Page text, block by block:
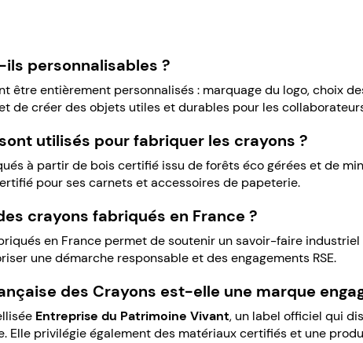
personnalisables ?
être entièrement personnalisés : marquage du logo, choix
de créer des objets utiles et durables pour les
utilisés pour fabriquer les crayons ?
à partir de bois certifié issu de forêts éco gérées et de
pour ses carnets et accessoires de papeterie.
crayons fabriqués en France ?
en France permet de soutenir un savoir-faire
une démarche responsable et des engagements RSE.
des Crayons est-elle une marque
Entreprise du Patrimoine Vivant, un label officiel qui
Elle privilégie également des matériaux certifiés et une